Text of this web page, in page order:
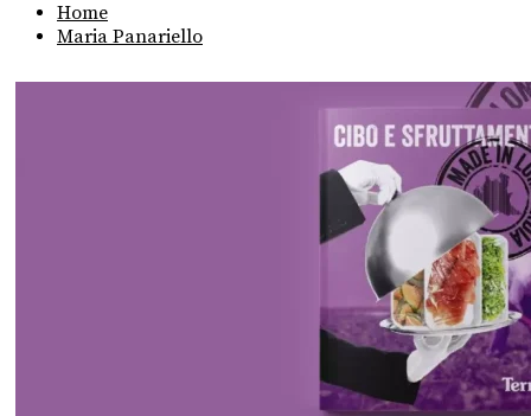
Home
Maria Panariello